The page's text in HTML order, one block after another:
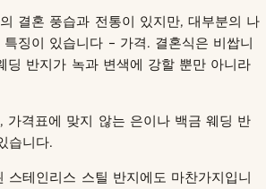
결혼 풍습과 전통이 있지만, 대부분의 나
징이 있습니다 – 가격. 결혼식은 비쌉니
딩 반지가 녹과 변색에 강할 뿐만 아니라
가격표에 맞지 않는 은이나 백금 웨딩 반
습니다.
스테인리스 스틸 반지에도 마찬가지입니